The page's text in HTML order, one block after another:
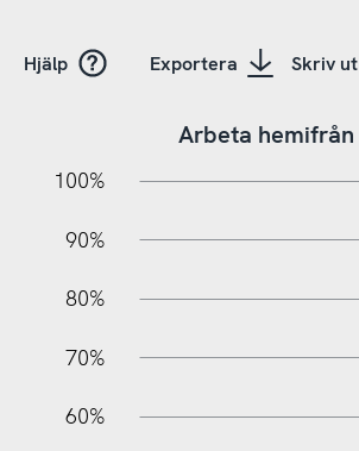
Hjälp Exportera Skriv ut
Arbeta hemifrån
100%
90%
80%
70%
60%